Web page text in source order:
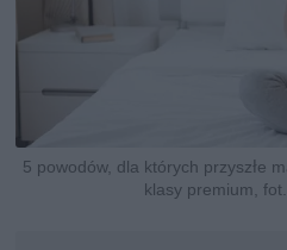
5 powodów, dla których przyszłe
klasy premium,